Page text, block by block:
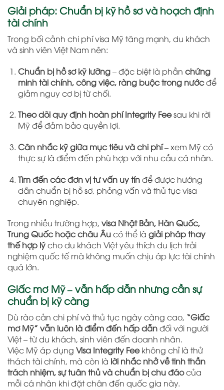
Giải pháp: Chuẩn bị kỹ hồ sơ và hoạch định
tài chính
Trong bối cảnh chi phí visa Mỹ tăng mạnh, du khách
và sinh viên Việt Nam nên:
Chuẩn bị hồ sơ kỹ lưỡng– đặc biệt là phần chứng
minh tài chính, công việc, ràng buộc trong nướcđể
giảm nguy cơ bị từ chối.
Theo dõi quy định hoàn phí Integrity Feesau khi rời
Mỹ để đảm bảo quyền lợi.
Cân nhắc kỹ giữa mục tiêu và chi phí– xem Mỹ có
thực sự là điểm đến phù hợp với nhu cầu cá nhân.
Tìm đến các đơn vị tư vấn uy tínđể được hướng
dẫn chuẩn bị hồ sơ, phỏng vấn và thủ tục visa
chuyên nghiệp.
Trong nhiều trường hợp, visa Nhật Bản, Hàn Quốc,
Trung Quốc hoặc châu Âucó thể là giải pháp thay
thế hợp lýcho du khách Việt yêu thích du lịch trải
nghiệm quốc tế mà không muốn chịu áp lực tài chính
quá lớn.
Giấc mơ Mỹ – vẫn hấp dẫn nhưng cần sự
chuẩn bị kỹ càng
Dù rào cản chi phí và thủ tục ngày càng cao, “Giấc
mơ Mỹ” vẫn luôn là điểm đến hấp dẫnđối với người
Việt – từ du khách, sinh viên đến doanh nhân.
Việc Mỹ áp dụng Visa Integrity Feekhông chỉ là thử
thách tài chính, mà còn là lời nhắc nhở về tinh thần
trách nhiệm, sự tuân thủ và chuẩn bị chu đáocủa
mỗi cá nhân khi đặt chân đến quốc gia này.